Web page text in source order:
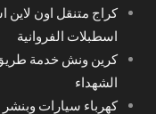
كراج متنقل اون لاين
اسطبلات الفروانية
كرين ونش خدمة
الشهداء
كهرباء سيارات